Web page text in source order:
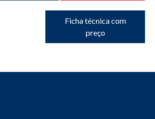
Ficha técnica com
preço